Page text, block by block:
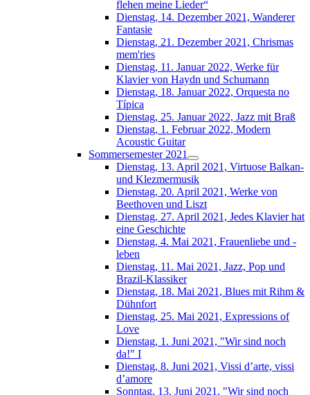
flehen meine Lieder“
Dienstag, 14. Dezember 2021, Wanderer
Fantasie
Dienstag, 21. Dezember 2021, Chrismas
mem'ries
Dienstag, 11. Januar 2022, Werke für
Klavier von Haydn und Schumann
Dienstag, 18. Januar 2022, Orquesta no
Típica
Dienstag, 25. Januar 2022, Jazz mit Braß
Dienstag, 1. Februar 2022, Modern
Acoustic Guitar
Sommersemester 2021
Dienstag, 13. April 2021, Virtuose Balkan-
und Klezmermusik
Dienstag, 20. April 2021, Werke von
Beethoven und Liszt
Dienstag, 27. April 2021, Jedes Klavier hat
eine Geschichte
Dienstag, 4. Mai 2021, Frauenliebe und -
leben
Dienstag, 11. Mai 2021, Jazz, Pop und
Brazil-Klassiker
Dienstag, 18. Mai 2021, Blues mit Rihm &
Dühnfort
Dienstag, 25. Mai 2021, Expressions of
Love
Dienstag, 1. Juni 2021, "Wir sind noch
da!" I
Dienstag, 8. Juni 2021, Vissi d’arte, vissi
d’amore
Sonntag, 13. Juni 2021, "Wir sind noch